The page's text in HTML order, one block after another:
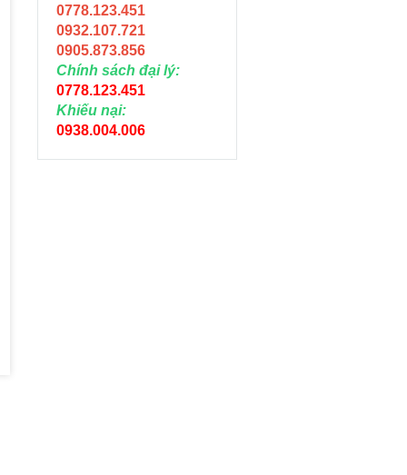
0778.123.451
0932.107.721
0905.873.856
Chính sách đại lý:
0778.123.451
Khiếu nại:
0938.004.006